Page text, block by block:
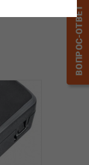
новой функцией